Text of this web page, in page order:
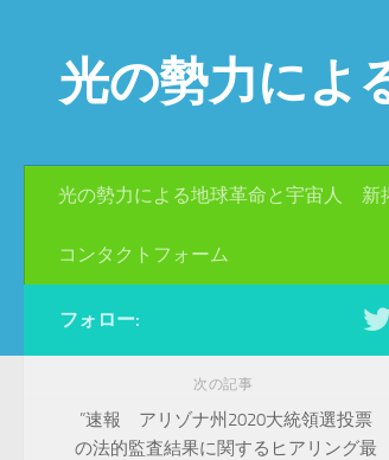
光の勢力によ
光の勢力による地球革命と宇宙人 新
コンタクトフォーム
フォロー:
次の記事
”速報 アリゾナ州2020大統領選投票
の法的監査結果に関するヒアリング最